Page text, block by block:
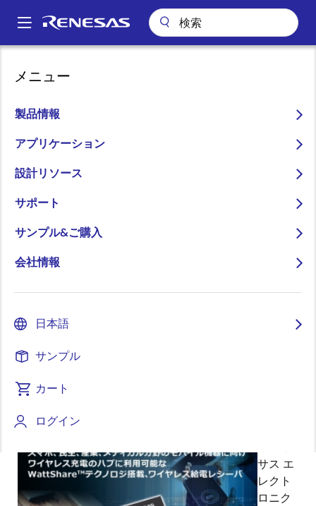
ン
Main
メニュー
製品情報
アプリケーション
設計リソース
サポート
サンプル&ご購入
会社情報
日本語
サンプル
カート
ログイン
パ
ン
く
ず
スマートフォンが他のデバイスの充電器にもなるWattShareテクノロ
スマートフォンが他のデバ
イスの充電器にもなる
WattShareテクノロジ搭
載、Qi準拠15Wワイヤレス
給電レシーバ「P9415-R」
を発売
ヤレス充電のハブに～
サス エ
レクト
ロニク